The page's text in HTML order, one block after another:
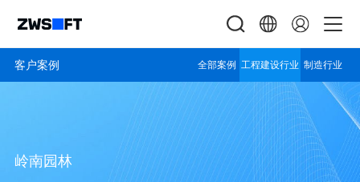
客户案例 全部案例 工程建设行业 制造行业
岭南园林